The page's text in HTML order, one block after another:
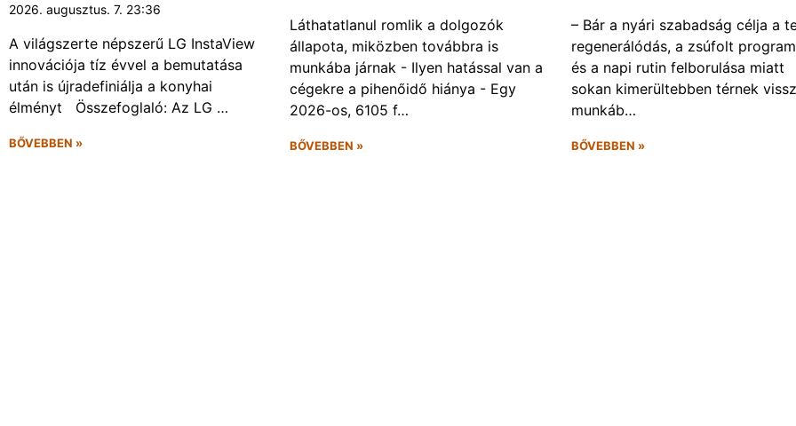
2026. augusztus. 7. 23:36
A világszerte népszerű LG InstaView
innovációja tíz évvel a bemutatása
után is újradefiniálja a konyhai
élményt Összefoglaló: Az LG …
BŐVEBBEN »
Láthatatlanul romlik a dolgozók
állapota, miközben továbbra is
munkába járnak - Ilyen hatással van a
cégekre a pihenőidő hiánya - Egy
2026-os, 6105 f…
BŐVEBBEN »
– Bár a nyári szabadság célja a
regenerálódás, a zsúfolt
és a napi rutin felborulása miatt
sokan kimerültebben térnek
munkáb…
BŐVEBBEN »